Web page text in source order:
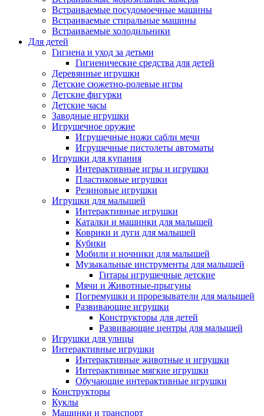
Встраиваемые посудомоечные машины
Встраиваемые стиральные машины
Встраиваемые холодильники
Для детей
Гигиена и уход за детьми
Гигиенические средства для детей
Деревянные игрушки
Детские сюжетно-ролевые игры
Детские фигурки
Детские часы
Заводные игрушки
Игрушечное оружие
Игрушечные ножи сабли мечи
Игрушечные пистолеты автоматы
Игрушки для купания
Интерактивные игры и игрушки
Пластиковые игрушки
Резиновые игрушки
Игрушки для малышей
Интерактивные игрушки
Каталки и машинки для малышей
Коврики и дуги для малышей
Кубики
Мобили и ночники для малышей
Музыкальные инструменты для малышей
Гитары игрушечные детские
Мячи и Животные-прыгуны
Погремушки и прорезыватели для малышей
Развивающие игрушки
Конструкторы для детей
Развивающие центры для малышей
Игрушки для улицы
Интерактивные игрушки
Интерактивные животные и игрушки
Интерактивные мягкие игрушки
Обучающие интерактивные игрушки
Конструкторы
Куклы
Машинки и транспорт